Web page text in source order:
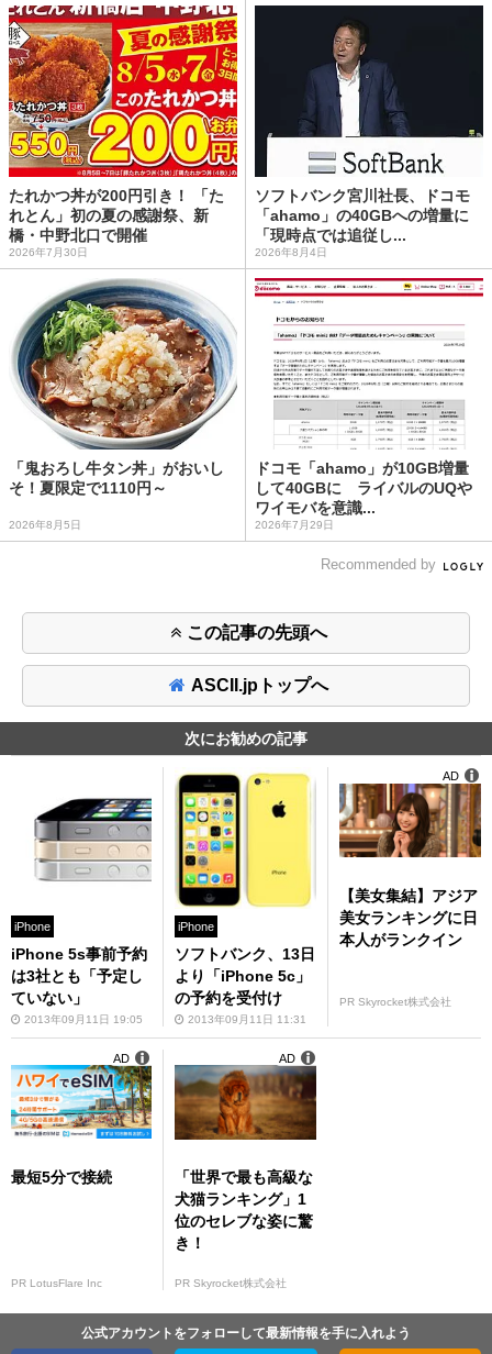
たれかつ丼が200円引き！ 「た
れとん」初の夏の感謝祭、新
橋・中野北口で開催
2026年7月30日
ソフトバンク宮川社長、ドコモ
「ahamo」の40GBへの増量に
「現時点では追従し...
2026年8月4日
「鬼おろし牛タン丼」がおいし
そ！夏限定で1110円～
2026年8月5日
ドコモ「ahamo」が10GB増量
して40GBに ライバルのUQや
ワイモバを意識...
2026年7月29日
Recommended by
この記事の先頭へ
ASCII.jpトップへ
次にお勧めの記事
iPhone
iPhone 5s事前予約
は3社とも「予定し
ていない」
2013年09月11日 19:05
iPhone
ソフトバンク、13日
より「iPhone 5c」
の予約を受付け
2013年09月11日 11:31
【美女集結】アジア
美女ランキングに日
本人がランクイン
PR Skyrocket株式会社
AD
最短5分で接続
PR LotusFlare Inc
AD
「世界で最も高級な
犬猫ランキング」1
位のセレブな姿に驚
き！
PR Skyrocket株式会社
AD
公式アカウントをフォローして最新情報を手に入れよう